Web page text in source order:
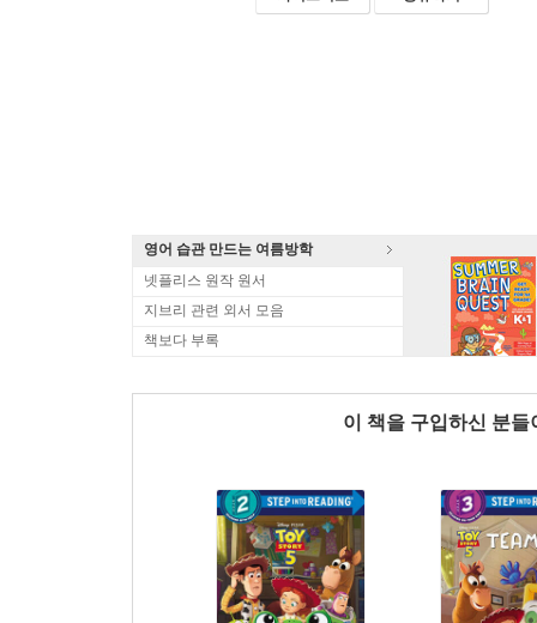
영어 습관 만드는 여름방학
넷플리스 원작 원서
지브리 관련 외서 모음
책보다 부록
이 책을 구입하신 분